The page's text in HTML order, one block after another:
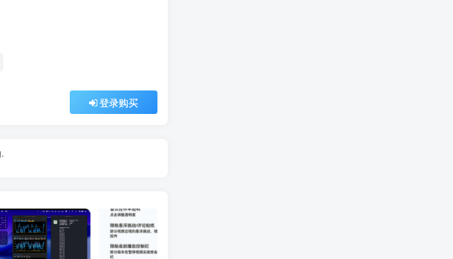
登录购买